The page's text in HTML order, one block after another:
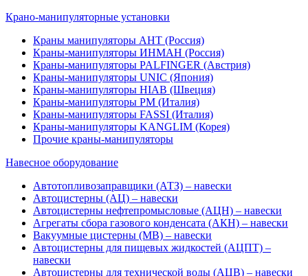
Крано-манипуляторные установки
Краны манипуляторы АНТ (Россия)
Краны-манипуляторы ИНМАН (Россия)
Краны-манипуляторы PALFINGER (Австрия)
Краны-манипуляторы UNIC (Япония)
Краны-манипуляторы HIAB (Швеция)
Краны-манипуляторы PM (Италия)
Краны-манипуляторы FASSI (Италия)
Краны-манипуляторы KANGLIM (Корея)
Прочие краны-манипуляторы
Навесное оборудование
Автотопливозаправщики (АТЗ) – навески
Автоцистерны (АЦ) – навески
Автоцистерны нефтепромысловые (АЦН) – навески
Агрегаты сбора газового конденсата (АКН) – навески
Вакуумные цистерны (МВ) – навески
Автоцистерны для пищевых жидкостей (АЦПТ) –
навески
Автоцистерны для технической воды (АЦВ) – навески